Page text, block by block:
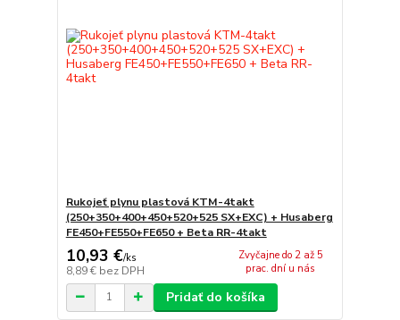
Rukojeť plynu plastová KTM-4takt
(250+350+400+450+520+525 SX+EXC) + Husaberg
FE450+FE550+FE650 + Beta RR-4takt
10,93 €/ks
8,89 € bez DPH
Zvyčajne do 2 až 5
prac. dní u nás
Pridať do košíka